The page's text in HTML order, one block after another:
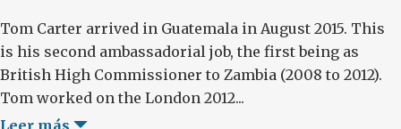
Tom Carter arrived in Guatemala in August 2015. This
is his second ambassadorial job, the first being as
British High Commissioner to Zambia (2008 to 2012).
Tom worked on the London 2012...
Leer más